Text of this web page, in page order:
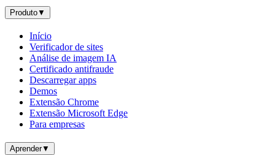
Produto▼
Início
Verificador de sites
Análise de imagem IA
Certificado antifraude
Descarregar apps
Demos
Extensão Chrome
Extensão Microsoft Edge
Para empresas
Aprender▼